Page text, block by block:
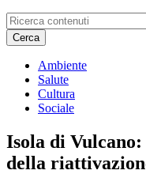
Cerca
Ambiente
Salute
Cultura
Sociale
Isola di
della